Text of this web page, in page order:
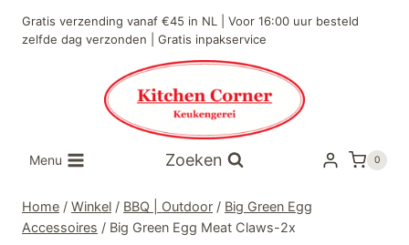
naar
Gratis verzending vanaf €45 in NL | Voor 16:00 uur besteld
zelfde dag verzonden | Gratis inpakservice
Menu Zoeken 0
Home / Winkel / BBQ | Outdoor / Big Green Egg
Accessoires / Big Green Egg Meat Claws-2x